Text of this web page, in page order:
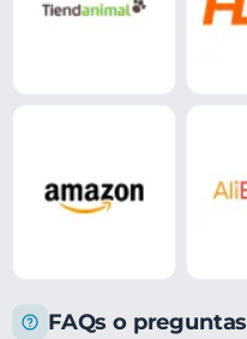
FAQs o